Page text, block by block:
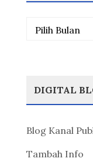
Arsip
DIGITAL
Blog Kanal
Tambah Info